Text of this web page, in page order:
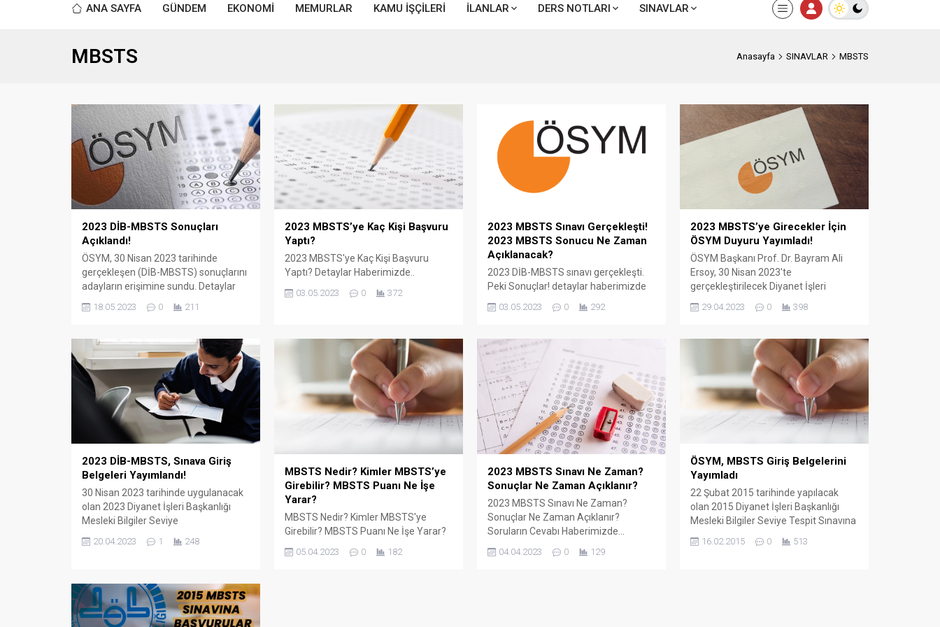
ANA SAYFA GÜNDEM EKONOMİ MEMURLAR KAMU İŞÇİLERİ İLANLAR DERS NOTLARI SINAVLAR
MBSTS Anasayfa SINAVLAR MBSTS
2023 DİB-MBSTS Sonuçları
Açıklandı!
ÖSYM, 30 Nisan 2023 tarihinde
gerçekleşen (DİB-MBSTS) sonuçlarını
adayların erişimine sundu. Detaylar
18.05.2023 0 211
2023 MBSTS’ye Kaç Kişi Başvuru
Yaptı?
2023 MBSTS'ye Kaç Kişi Başvuru
Yaptı? Detaylar Haberimizde..
03.05.2023 0 372
2023 MBSTS Sınavı Gerçekleşti!
2023 MBSTS Sonucu Ne Zaman
Açıklanacak?
2023 DİB-MBSTS sınavı gerçekleşti.
Peki Sonuçlar! detaylar haberimizde
03.05.2023 0 292
2023 MBSTS’ye Girecekler İçin
ÖSYM Duyuru Yayımladı!
ÖSYM Başkanı Prof. Dr. Bayram Ali
Ersoy, 30 Nisan 2023'te
gerçekleştirilecek Diyanet İşleri
Tespit Sınavına katılacak adaylar için
haberimizde..
29.04.2023 0 398
2023 DİB-MBSTS, Sınava Giriş
Belgeleri Yayımlandı!
30 Nisan 2023 tarihinde uygulanacak
olan 2023 Diyanet İşleri Başkanlığı
Mesleki Bilgiler Seviye
MBSTS) başvuran adayların, sınava
sınava girecekleri yer bilgisini
gösteren Sınava Giriş Belgesini,
ÖSYM’nin https://ais.osym.gov.tr adresinden 19 Nisan
20.04.2023 1 248
MBSTS Nedir? Kimler MBSTS’ye
Girebilir? MBSTS Puanı Ne İşe
Yarar?
MBSTS Nedir? Kimler MBSTS'ye
Girebilir? MBSTS Puanı Ne İşe Yarar?
05.04.2023 0 182
2023 MBSTS Sınavı Ne Zaman?
Sonuçlar Ne Zaman Açıklanır?
2023 MBSTS Sınavı Ne Zaman?
Sonuçlar Ne Zaman Açıklanır?
Soruların Cevabı Haberimizde...
04.04.2023 0 129
ÖSYM, MBSTS Giriş Belgelerini
Yayımladı
22 Şubat 2015 tarihinde yapılacak
olan 2015 Diyanet İşleri Başkanlığı
Mesleki Bilgiler Seviye Tespit Sınavına
adayların, sınavlara girecekleri
16.02.2015 0 513